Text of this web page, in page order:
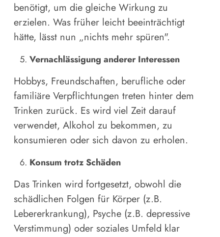
benötigt, um die gleiche Wirkung zu
erzielen. Was früher leicht beeinträchtigt
hätte, lässt nun „nichts mehr spüren".
Vernachlässigung anderer Interessen
Hobbys, Freundschaften, berufliche oder
familiäre Verpflichtungen treten hinter dem
Trinken zurück. Es wird viel Zeit darauf
verwendet, Alkohol zu bekommen, zu
konsumieren oder sich davon zu erholen.
Konsum trotz Schäden
Das Trinken wird fortgesetzt, obwohl die
schädlichen Folgen für Körper (z.B.
Lebererkrankung), Psyche (z.B. depressive
Verstimmung) oder soziales Umfeld klar